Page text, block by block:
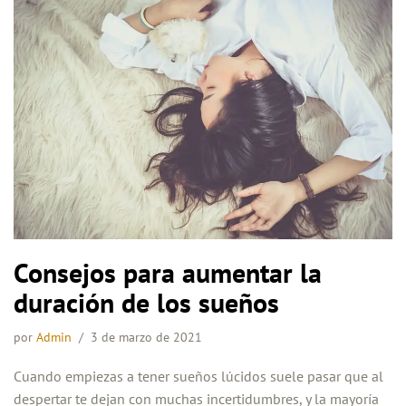
Consejos para aumentar la
duración de los sueños
por Admin 3 de marzo de 2021
Cuando empiezas a tener sueños lúcidos suele pasar que al
despertar te dejan con muchas incertidumbres, y la mayoría